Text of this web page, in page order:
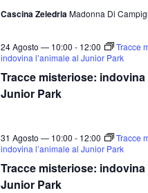
Cascina ZeledriaMadonna Di
Tracce misteriose: indovina
Junior Park
24 Agosto — 10:00 - 12:00
Tracce
indovina l’animale al Junior Park
Tracce misteriose: indovina
Junior Park
31 Agosto — 10:00 - 12:00
Tracce
indovina l’animale al Junior Park